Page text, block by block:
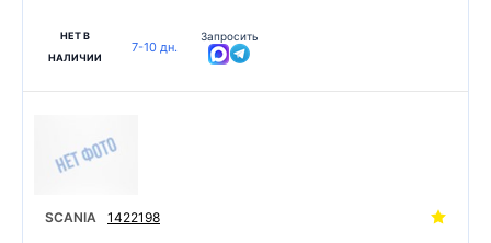
НЕТ В
НАЛИЧИИ
7-10 дн.
Запросить
SCANIA 1422198